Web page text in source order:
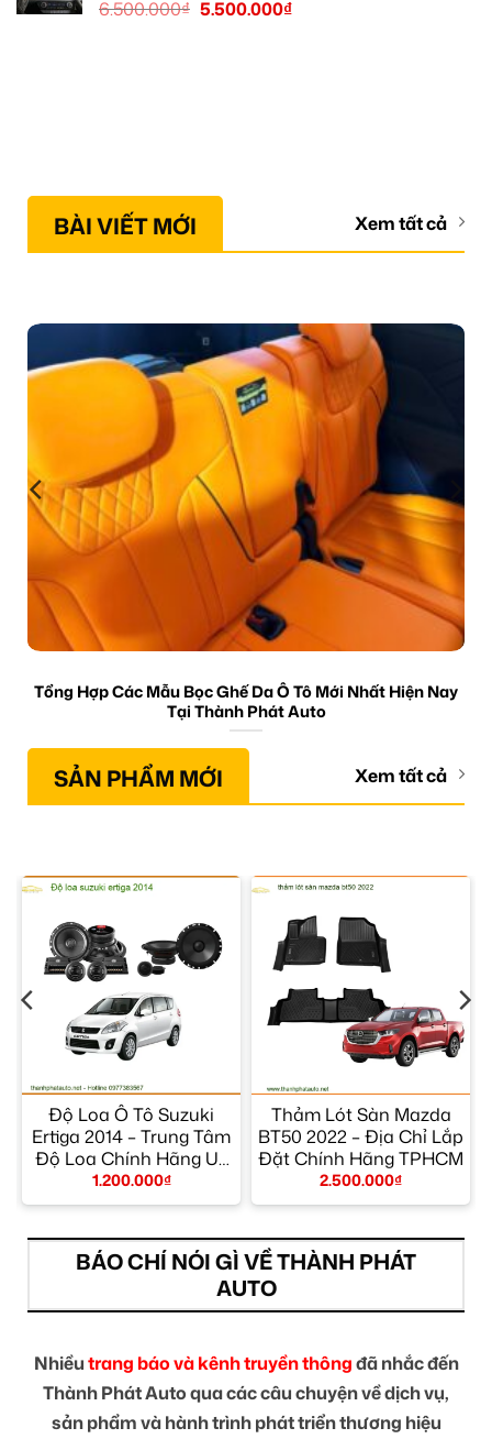
6.500.000₫ 5.500.000₫
BÀI VIẾT MỚI Xem tất cả
Tổng Hợp Các Mẫu Bọc Ghế Da Ô Tô Mới Nhất Hiện Nay
Tại Thành Phát Auto
SẢN PHẨM MỚI Xem tất cả
Độ Loa Ô Tô Suzuki
Ertiga 2014 – Trung Tâm
Độ Loa Chính Hãng Uy
Tín TPHCM
1.200.000₫
Thảm Lót Sàn Mazda
BT50 2022 – Địa Chỉ Lắp
Đặt Chính Hãng TPHCM
2.500.000₫
BÁO CHÍ NÓI GÌ VỀ THÀNH PHÁT
AUTO
Nhiềutrang báo và kênh truyền thôngđã nhắc đến
Thành Phát Auto qua các câu chuyện về dịch vụ,
sản phẩm và hành trình phát triển thương hiệu